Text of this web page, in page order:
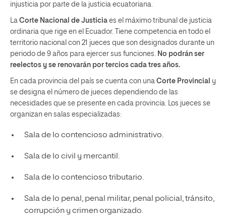
injusticia por parte de la justicia ecuatoriana.
La Corte Nacional de Justicia es el máximo tribunal de justicia
ordinaria que rige en el Ecuador. Tiene competencia en todo el
territorio nacional con 21 jueces que son designados durante un
periodo de 9 años para ejercer sus funciones.
No podrán ser
reelectos y se renovarán por tercios cada tres años.
En cada provincia del país se cuenta con una Corte Provincial y
se designa el número de jueces dependiendo de las
necesidades que se presente en cada provincia. Los jueces se
organizan en salas especializadas:
Sala de lo contencioso administrativo.
Sala de lo civil y mercantil.
Sala de lo contencioso tributario.
Sala de lo penal, penal militar, penal policial, tránsito,
corrupción y crimen organizado.